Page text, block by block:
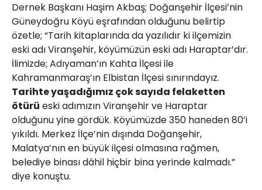
Dernek Başkanı Haşim Akbaş; Doğanşehir İlçesi’nin
Güneydoğru Köyü eşrafından olduğunu belirtip
özetle; “Tarih kitaplarında da yazılıdır ki ilçemizin
eski adı Viranşehir, köyümüzün eski adı Haraptar’dır.
İlimizde; Adıyaman’ın Kahta İlçesi ile
Kahramanmaraş’ın Elbistan İlçesi sınırındayız.
Tarihte yaşadığımız çok sayıda felaketten
ötürü eski adımızın Viranşehir ve Haraptar
olduğunu yine gördük. Köyümüzde 350 haneden 80’i
yıkıldı. Merkez İlçe’nin dışında Doğanşehir,
Malatya’nın en büyük ilçesi olmasına rağmen,
belediye binası dâhil hiçbir bina yerinde kalmadı.”
diye konuştu.